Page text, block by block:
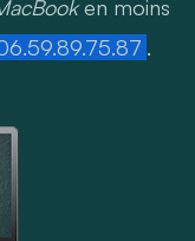
en moins
.